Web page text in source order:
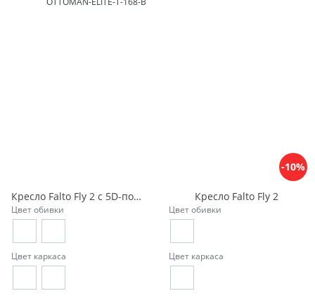
Кресло Falto Fly 2 с 5D-подголовником и подножкой
Цвет обивки
Цвет каркаса
-10%
Кресло Falto Fly 2
Цвет обивки
Цвет каркаса